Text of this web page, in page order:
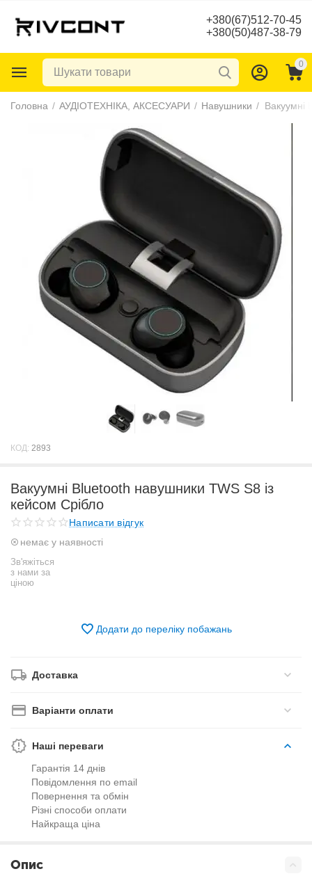
+380(67)512-70-45
+380(50)487-38-79
0
Головна / АУДІОТЕХНІКА, АКСЕСУАРИ / Навушники /
КОД: 2893
Вакуумні Bluetooth навушники TWS S8 із
кейсом Срібло
Написати відгук
немає у наявності
Зв'яжіться
з нами за
ціною
Додати до переліку побажань
Доставка
Варіанти оплати
Наші переваги
Гарантія 14 днів
Повідомлення по email
Повернення та обмін
Різні способи оплати
Найкраща ціна
Опис